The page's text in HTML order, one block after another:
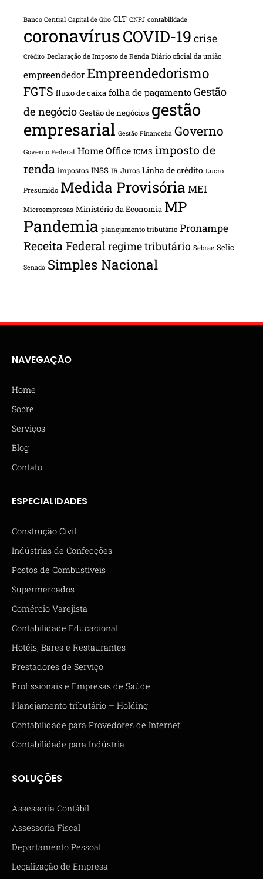
Banco Central Capital de Giro CLT CNPJ contabilidade
coronavírusCOVID-19 crise
Crédito Declaração de Imposto de Renda Diário oficial da união
empreendedor Empreendedorismo
FGTS fluxo de caixa folha de pagamento Gestão
de negócio Gestão de negócios gestão
empresarial Gestão Financeira Governo
Governo Federal Home Office ICMS imposto de
renda impostos INSS IR Juros Linha de crédito Lucro
Presumido Medida Provisória MEI
Microempresas Ministério da Economia MP
Pandemia planejamento tributário Pronampe
Receita Federalregime tributário Sebrae Selic
Senado Simples Nacional
NAVEGAÇÃO
Home
Sobre
Serviços
Blog
Contato
ESPECIALIDADES
Construção Civil
Indústrias de Confecções
Postos de Combustíveis
Supermercados
Comércio Varejista
Contabilidade Educacional
Hotéis, Bares e Restaurantes
Prestadores de Serviço
Profissionais e Empresas de Saúde
Planejamento tributário – Holding
Contabilidade para Provedores de Internet
Contabilidade para Indústria
SOLUÇÕES
Assessoria Contábil
Assessoria Fiscal
Departamento Pessoal
Legalização de Empresa